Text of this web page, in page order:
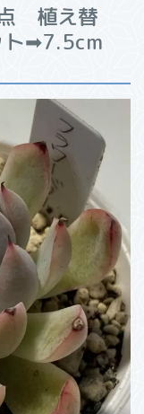
植え替
➡7.5cm